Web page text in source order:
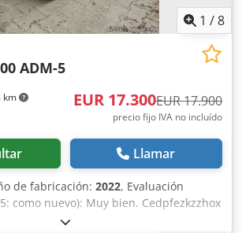
opciones de equipos? Ofrecemos
útiles para todos los propietarios
fácilmente accesibles en nuestra
1 /8
km
ADM-5
EUR 17.300EUR 17.900
precio fijo IVA no incluído
Llamar
de fabricación: 2022, Evaluación
como nuevo): Muy bien. Cedpfezkzzhox
cumple con las normas de seguridad!